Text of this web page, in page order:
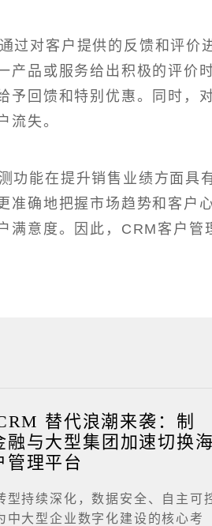
过对客户提供的反馈和评价
品或服务给出积极的评价时
予回馈和特别优惠。同时，
流失。
功能在提升销售业绩方面具
准确地把握市场趋势和客户
满意度。因此，CRM客户管
替代浪潮来袭：制
融与大型集团加速切换海
管理平台
型持续深化，数据安全、自主可
中大型企业数字化建设的核心考